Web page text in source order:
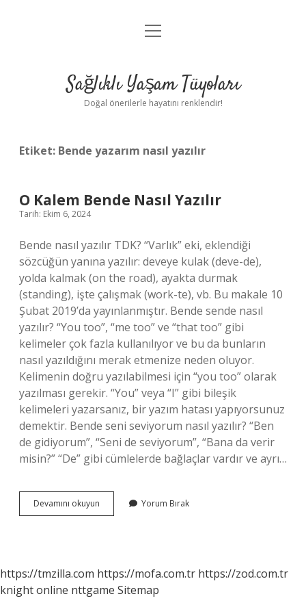
Anasayfa
Yasal Uyarı
menüyü
Sağlıklı Yaşam Tüyoları
Doğal önerilerle hayatını renklendir!
Etiket: Bende yazarım nasıl yazılır
O Kalem Bende Nasıl Yazılır
Tarih: Ekim 6, 2024
Bende nasıl yazılır TDK? “Varlık” eki, eklendiği
sözcüğün yanına yazılır: deveye kulak (deve-de),
yolda kalmak (on the road), ayakta durmak
(standing), işte çalışmak (work-te), vb. Bu makale 10
Şubat 2019’da yayınlanmıştır. Bende sende nasıl
yazılır? “You too”, “me too” ve “that too” gibi
kelimeler çok fazla kullanılıyor ve bu da bunların
nasıl yazıldığını merak etmenize neden oluyor.
Kelimenin doğru yazılabilmesi için “you too” olarak
yazılması gerekir. “You” veya “I” gibi bileşik
kelimeleri yazarsanız, bir yazım hatası yapıyorsunuz
demektir. Bende seni seviyorum nasıl yazılır? “Ben
de gidiyorum”, “Seni de seviyorum”, “Bana da verir
misin?” “De” gibi cümlelerde bağlaçlar vardır ve ayrı…
Devamını okuyun
Kalem
Yorum Bırak
https://tmzilla.com https://mofa.com.tr https://zod.com.tr
knight online nttgame Sitemap